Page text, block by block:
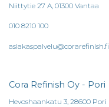
Niittytie 27 A, 01300 Vantaa
010 8210 100
asiakaspalvelu@corarefinish.fi
Cora Refinish Oy - Pori
Hevoshaankatu 3, 28600 Pori